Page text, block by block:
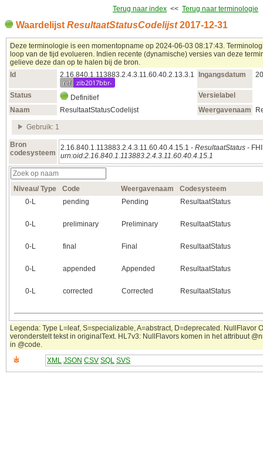
Terug naar index << Terug naar terminologie
Waardelijst ResultaatStatusCodelijst2017‑12‑31
Deze terminologie is een momentopname op 2024‑06‑03 08:17:43.
loop van de tijd evolueren. Indien recente (dynamische) versies van deze
gelieve deze dan op te halen bij de bron.
Id
2.16.840.1.113883.2.4.3.11.60.40.2.13.3.1
ref zib2017bbr-
Ingangsdatum
Status Definitief
Versielabel
Naam
ResultaatStatusCodelijst Weergavenaam
Gebruik: 1
Bron
codesysteem
2.16.840.1.113883.2.4.3.11.60.40.4.15.1 - ResultaatStatus -
urn:oid:2.16.840.1.113883.2.4.3.11.60.40.4.15.1
Niveau/ Type Code Weergavenaam
Codesysteem
0‑L
pending Pending ResultaatStatus
0‑L preliminary Preliminary ResultaatStatus
0‑L final Final ResultaatStatus
0‑L appended Appended ResultaatStatus
0‑L corrected Corrected ResultaatStatus
Legenda: Type L=leaf, S=specializable, A=abstract, D=deprecated. NullFlavor
veronderstelt tekst in originalText. HL7v3: NullFlavors komen in het attribuut
in @code.
XML JSON CSV SQL SVS